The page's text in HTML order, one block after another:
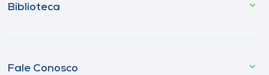
Biblioteca
Fale Conosco